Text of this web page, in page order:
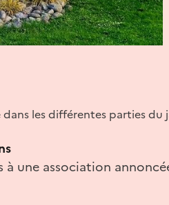
les différentes parties du
à une association